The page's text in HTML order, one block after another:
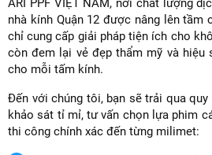
ARI PPF VIỆT NAM, nơi chất lượng
nhà kính Quận 12 được nâng lên tầm
chỉ cung cấp giải pháp tiện ích cho
còn đem lại vẻ đẹp thẩm mỹ và hiệu
cho mỗi tấm kính.
Đến với chúng tôi, bạn sẽ trải qua
khảo sát tỉ mỉ, tư vấn chọn lựa phim
thi công chính xác đến từng milimet: